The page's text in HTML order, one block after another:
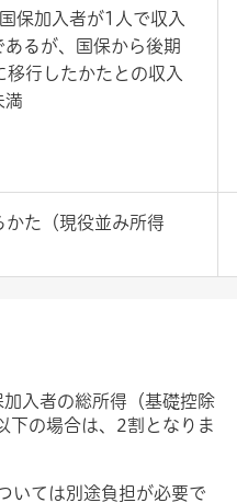
保加入者が1人で収入
るが、国保から後期
移行したかたとの収入
満
かた（現役並み所得
入者の総所得（基礎控除
下の場合は、2割となりま
いては別途負担が必要で